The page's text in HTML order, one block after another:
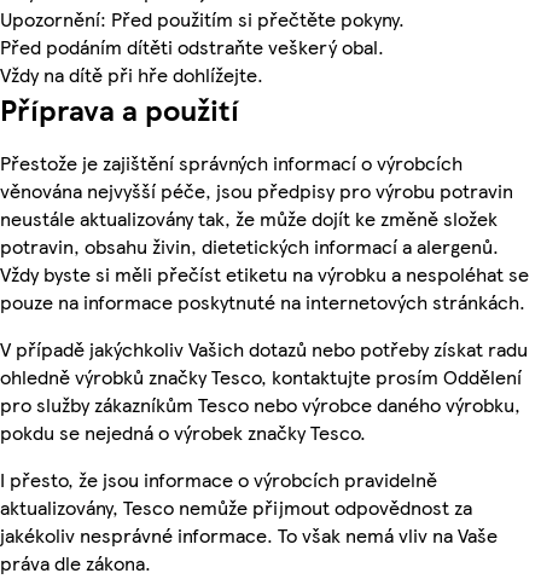
Upozornění: Před použitím si přečtěte pokyny.
Před podáním dítěti odstraňte veškerý obal.
Vždy na dítě při hře dohlížejte.
Příprava a použití
Přestože je zajištění správných informací o výrobcích
věnována nejvyšší péče, jsou předpisy pro výrobu potravin
neustále aktualizovány tak, že může dojít ke změně složek
potravin, obsahu živin, dietetických informací a alergenů.
Vždy byste si měli přečíst etiketu na výrobku a nespoléhat se
pouze na informace poskytnuté na internetových stránkách.
V případě jakýchkoliv Vašich dotazů nebo potřeby získat radu
ohledně výrobků značky Tesco, kontaktujte prosím Oddělení
pro služby zákazníkům Tesco nebo výrobce daného výrobku,
pokdu se nejedná o výrobek značky Tesco.
I přesto, že jsou informace o výrobcích pravidelně
aktualizovány, Tesco nemůže přijmout odpovědnost za
jakékoliv nesprávné informace. To však nemá vliv na Vaše
práva dle zákona.